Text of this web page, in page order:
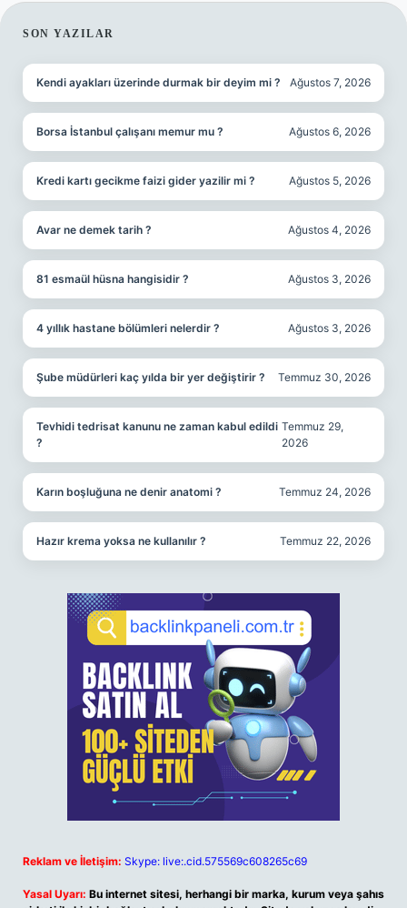
SIDEBAR
SON YAZILAR
Kendi ayakları üzerinde durmak bir deyim mi ? Ağustos 7, 2026
Borsa İstanbul çalışanı memur mu ? Ağustos 6, 2026
Kredi kartı gecikme faizi gider yazilir mi ? Ağustos 5, 2026
Avar ne demek tarih ? Ağustos 4, 2026
81 esmaül hüsna hangisidir ? Ağustos 3, 2026
4 yıllık hastane bölümleri nelerdir ? Ağustos 3, 2026
Şube müdürleri kaç yılda bir yer değiştirir ? Temmuz 30, 2026
Tevhidi tedrisat kanunu ne zaman kabul edildi
?
Temmuz 29,
2026
Karın boşluğuna ne denir anatomi ? Temmuz 24, 2026
Hazır krema yoksa ne kullanılır ? Temmuz 22, 2026
Reklam ve İletişim: Skype: live:.cid.575569c608265c69
Yasal Uyarı: Bu internet sitesi, herhangi bir marka, kurum veya şahıs